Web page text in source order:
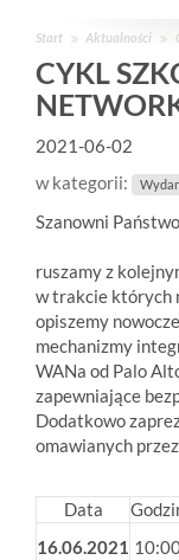
Start Aktualności
CYKL
2021-06-02
w kategorii:
Szanowni
ruszamy z
w trakcie których
opiszemy
mechanizmy
WANa od Palo
zapewniające
Dodatkowo
omawianych
Data
16.06.2021